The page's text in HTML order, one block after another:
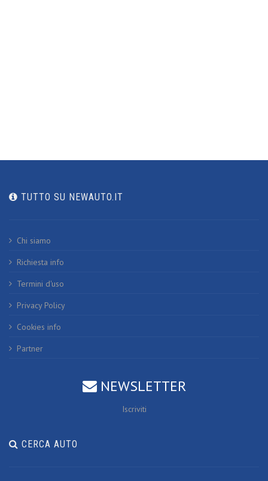
TUTTO SU NEWAUTO.IT
Chi siamo
Richiesta info
Termini d'uso
Privacy Policy
Cookies info
Partner
NEWSLETTER
Iscriviti
CERCA AUTO